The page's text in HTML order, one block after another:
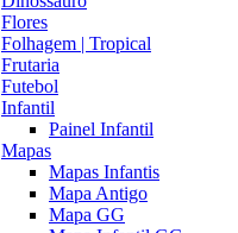
Flores
Folhagem | Tropical
Frutaria
Futebol
Infantil
Painel Infantil
Mapas
Mapas Infantis
Mapa Antigo
Mapa GG